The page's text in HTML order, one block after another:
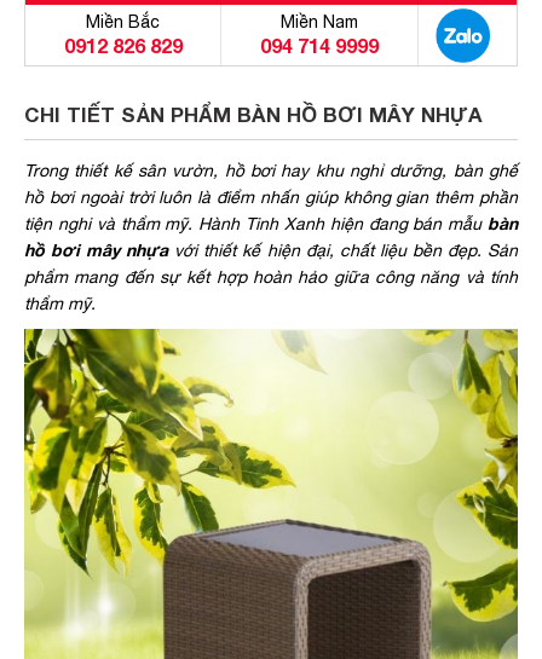
Miền Bắc
0912 826 829
Miền Nam
094 714 9999
CHI TIẾT SẢN PHẨM BÀN HỒ BƠI MÂY NHỰA
Trong thiết kế sân vườn, hồ bơi hay khu nghỉ dưỡng, bàn ghế
hồ bơi ngoài trời luôn là điểm nhấn giúp không gian thêm phần
tiện nghi và thẩm mỹ. Hành Tinh Xanh hiện đang bán mẫu bàn
hồ bơi mây nhựa với thiết kế hiện đại, chất liệu bền đẹp. Sản
phẩm mang đến sự kết hợp hoàn hảo giữa công năng và tính
thẩm mỹ.